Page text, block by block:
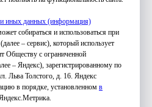
и иных данных (информация)
собираться и использоваться при
– сервис), который использует
Обществу с ограниченной
– Яндекс), зарегистрированному по
Льва Толстого, д. 16. Яндекс
в порядке, установленном в
ПОДРОБНЕЕ